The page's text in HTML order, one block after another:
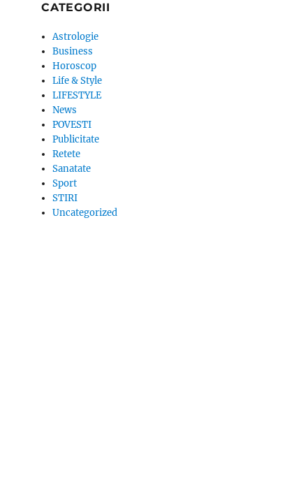
CATEGORII
Astrologie
Business
Horoscop
Life & Style
LIFESTYLE
News
POVESTI
Publicitate
Retete
Sanatate
Sport
STIRI
Uncategorized